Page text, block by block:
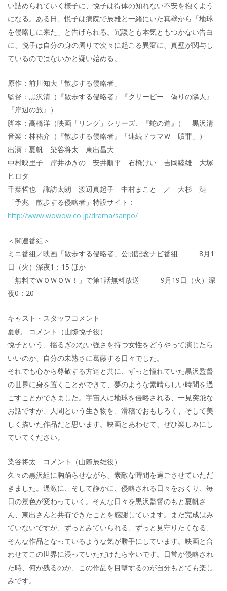
い詰められていく様子に、悦子は得体の知れない不安を抱くよう
になる。ある日、悦子は病院で辰雄と一緒にいた真壁から「地球
を侵略しに来た」と告げられる。冗談とも本気ともつかない告白
に、悦子は自分の身の周りで次々に起こる異変に、真壁が関与し
ているのではないかと疑い始める。
原作：前川知大「散歩する侵略者」
監督：黒沢清（『散歩する侵略者』『クリーピー 偽りの隣人』
『岸辺の旅』）
脚本：高橋洋（映画「リング」シリーズ、『蛇の道』） 黒沢清
音楽：林祐介（『散歩する侵略者』「連続ドラマＷ 贖罪」）
出演：夏帆 染谷将太 東出昌大
中村映里子 岸井ゆきの 安井順平 石橋けい 吉岡睦雄 大塚
ヒロタ
千葉哲也 諏訪太朗 渡辺真起子 中村まこと ／ 大杉 漣
「予兆 散歩する侵略者」特設サイト：
http://www.wowow.co.jp/drama/sanpo/
＜関連番組＞
ミニ番組／映画「散歩する侵略者」公開記念ナビ番組 8月1
日（火）深夜1：15 ほか
「無料でＷＯＷＯＷ！」で第1話無料放送 9月19日（火）深
夜0：20
キャスト・スタッフコメント
夏帆 コメント（山際悦子役）
悦子という、揺るぎのない強さを持つ女性をどうやって演じたら
いいのか、自分の未熟さに葛藤する日々でした。
それでも心から尊敬する方達と共に、ずっと憧れていた黒沢監督
の世界に身を置くことができて、夢のような素晴らしい時間を過
ごすことができました。宇宙人に地球を侵略される、一見突飛な
お話ですが、人間という生き物を、滑稽でおもしろく、そして美
しく描いた作品だと思います。映画とあわせて、ぜひ楽しみにし
ていてください。
染谷将太 コメント（山際辰雄役）
久々の黒沢組に胸踊らせながら、素敵な時間を過ごさせていただ
きました。過激に、そして静かに、侵略される日々をおくり、毎
日の景色が変わっていく。そんな日々を黒沢監督のもと夏帆さ
ん、東出さんと共有できたことを感謝しています。まだ完成はみ
ていないですが、ずっとみていられる、ずっと見守りたくなる、
そんな作品となっているような気が勝手にしています。映画と合
わせてこの世界に浸っていただけたら幸いです。日常が侵略され
た時、何が残るのか、この作品を目撃するのが自分もとても楽し
みです。